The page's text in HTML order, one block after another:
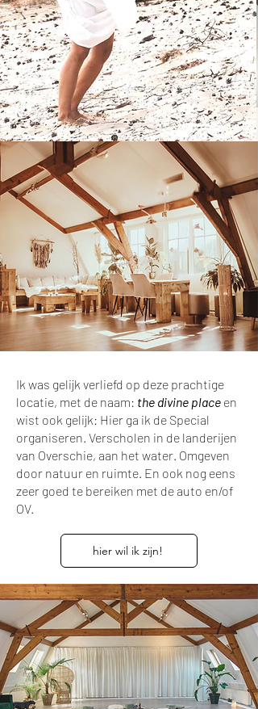
Ik was gelijk verliefd op deze prachtige
locatie, met de naam: the divine place en
wist ook gelijk: Hier ga ik de Special
organiseren. Verscholen in de landerijen
van Overschie, aan het water. Omgeven
door natuur en ruimte. En ook nog eens
zeer goed te bereiken met de auto en/of
OV.
hier wil ik zijn!